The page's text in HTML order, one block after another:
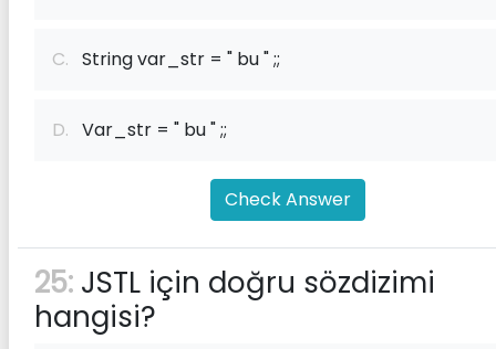
C. String var_str = " bu " ;;
D. Var_str = " bu " ;;
Check Answer
25: JSTL için doğru sözdizimi
hangisi?